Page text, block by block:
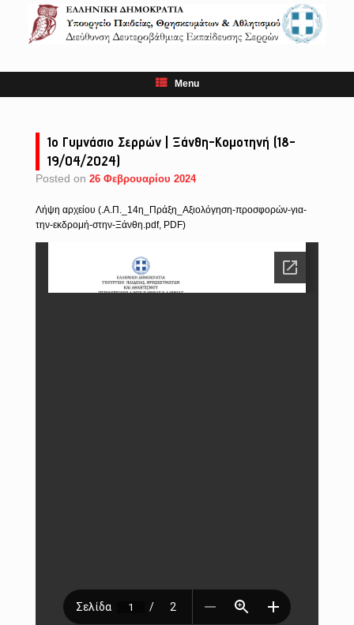
content
Menu
1ο Γυμνάσιο Σερρών | Ξάνθη-Κομοτηνή (18-
19/04/2024)
Posted on 26 Φεβρουαρίου 2024
Λήψη αρχείου (.Α.Π._14η_Πράξη_Αξιολόγηση-προσφορών-για-
την-εκδρομή-στην-Ξάνθη.pdf, PDF)